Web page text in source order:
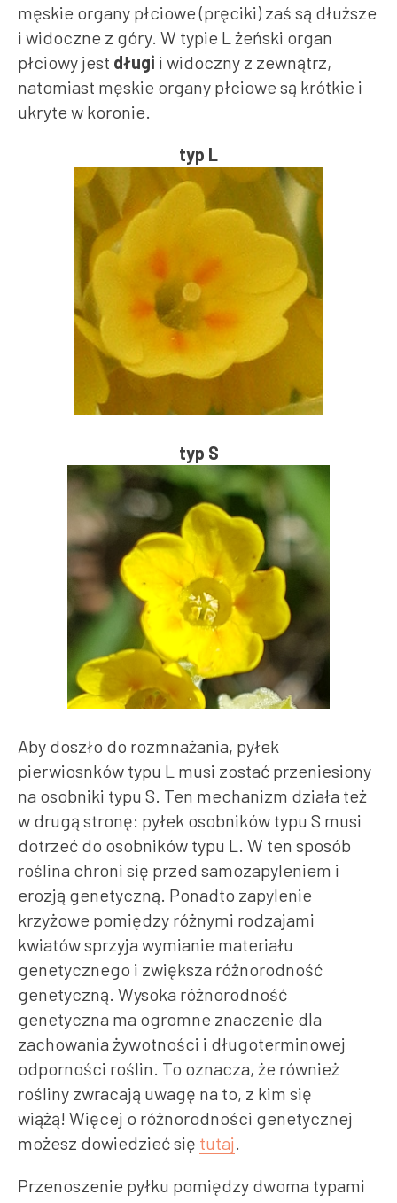
męskie organy płciowe (pręciki) zaś są dłuższe
i widoczne z góry. W typie L żeński organ
płciowy jest długi i widoczny z zewnątrz,
natomiast męskie organy płciowe są krótkie i
ukryte w koronie.
typ L
typ S
Aby doszło do rozmnażania, pyłek
pierwiosnków typu L musi zostać przeniesiony
na osobniki typu S. Ten mechanizm działa też
w drugą stronę: pyłek osobników typu S musi
dotrzeć do osobników typu L. W ten sposób
roślina chroni się przed samozapyleniem i
erozją genetyczną. Ponadto zapylenie
krzyżowe pomiędzy różnymi rodzajami
kwiatów sprzyja wymianie materiału
genetycznego i zwiększa różnorodność
genetyczną. Wysoka różnorodność
genetyczna ma ogromne znaczenie dla
zachowania żywotności i długoterminowej
odporności roślin. To oznacza, że również
rośliny zwracają uwagę na to, z kim się
wiążą! Więcej o różnorodności genetycznej
możesz dowiedzieć się tutaj.
Przenoszenie pyłku pomiędzy dwoma typami